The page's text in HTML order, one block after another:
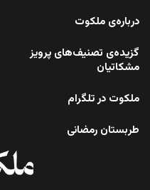
درباره‌ی ملکوت
گزیده‌ی تصنیف‌های پرویز
مشکاتیان
ملکوت در تلگرام
طربستان رمضانی